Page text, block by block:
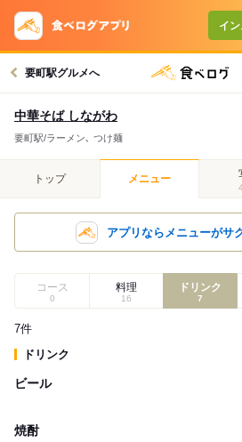
イ
要町駅グルメへ
中華そば しながわ
要町駅/ラーメン､ つけ麺
トップ メニュー
アプリならメニューがサ
コース
0
料理
16
ドリンク
7
7件
ドリンク
ビール
焼酎